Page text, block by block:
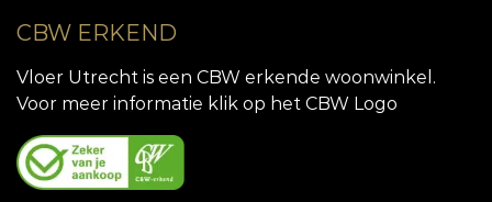
CBW ERKEND
Vloer Utrecht is een CBW erkende woonwinkel.
Voor meer informatie klik op het CBW Logo